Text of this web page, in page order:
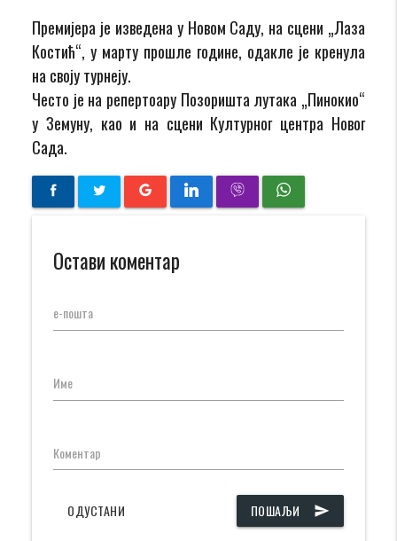
Премијера је изведена у Новом Саду, на сцени „Лаза
Костић“, у марту прошле године, одакле је кренула
на своју турнеју.
Често је на репертоару Позоришта лутака „Пинокио“
у Земуну, као и на сцени Културног центра Новог
Сада.
Остави коментар
е-пошта
Име
Коментар
ПОШАЉИ send
ОДУСТАНИ